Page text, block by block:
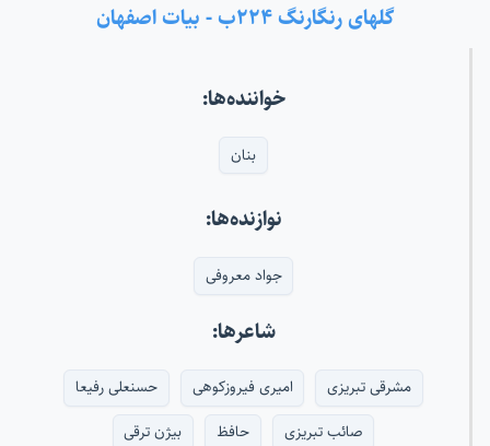
گلهای رنگارنگ ۲۲۴ب - بیات اصفهان
خواننده‌ها:
بنان
نوازنده‌ها:
جواد معروفی
شاعرها:
مشرقی تبریزی امیری فیروزکوهی
حسنعلی رفیعا
صائب تبریزی
حافظ بیژن ترقی